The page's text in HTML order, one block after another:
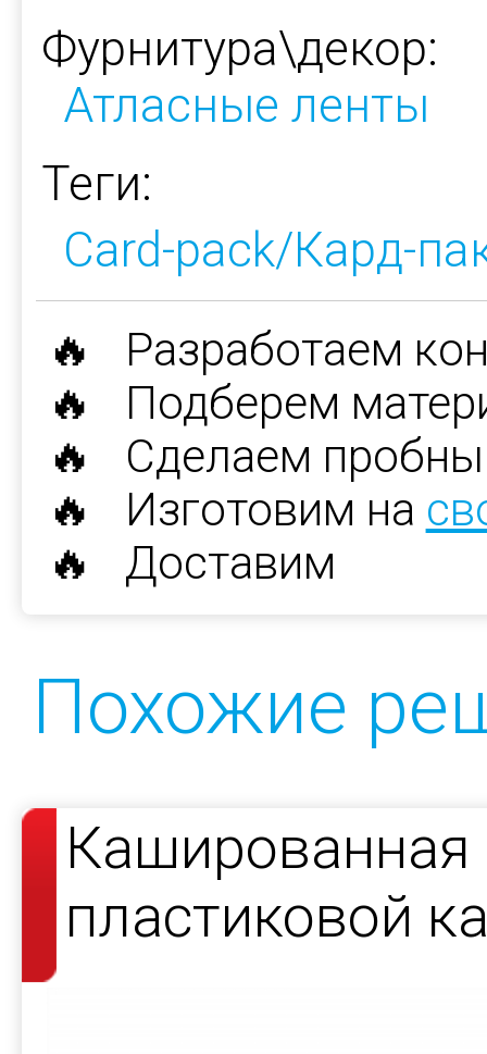
Фурнитура\декор:
Атласные ленты
Теги:
Card-pack/Кард-
🔥 Разработаем
🔥 Подберем
🔥 Сделаем
🔥 Изготовим на
🔥 Доставим
Похожие
Кашированная
пластиковой